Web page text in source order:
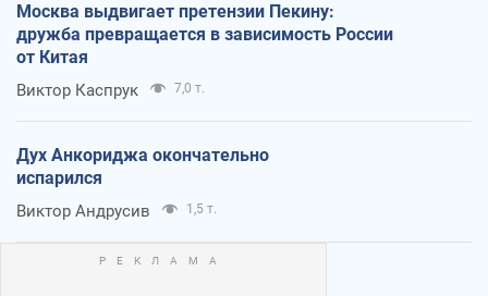
Москва выдвигает претензии Пекину:
дружба превращается в зависимость России
от Китая
Виктор Каспрук 7,0 т.
Дух Анкориджа окончательно
испарился
Виктор Андрусив 1,5 т.